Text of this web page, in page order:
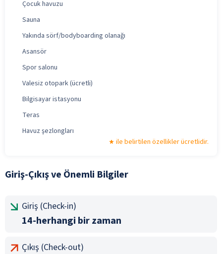
Çocuk havuzu
Sauna
Yakında sörf/bodyboarding olanağı
Asansör
Spor salonu
Valesiz otopark (ücretli)
Bilgisayar istasyonu
Teras
Havuz şezlongları
ile belirtilen özellikler ücretlidir.
Giriş-Çıkış ve Önemli Bilgiler
Giriş (Check-in)
14-herhangi bir zaman
Çıkış (Check-out)